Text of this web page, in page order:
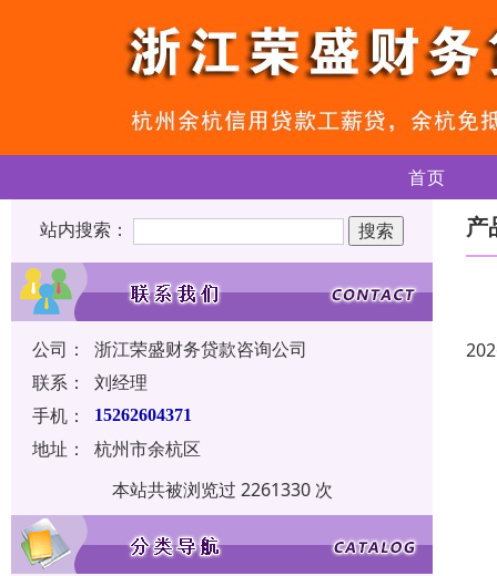
首页
站内搜索：
公司：
浙江荣盛财务贷款咨询公司
联系：
刘经理
手机：
15262604371
地址：
杭州市余杭区
本站共被浏览过 2261330 次
产